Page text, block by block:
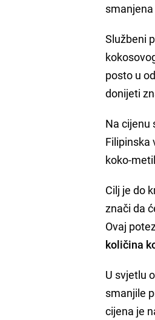
Službeni
posto u
donijeti
Na cijenu
Filipinska
koko-
Cilj je do
znači da
Ovaj
količina
U svjetlu
smanjile
cijena je